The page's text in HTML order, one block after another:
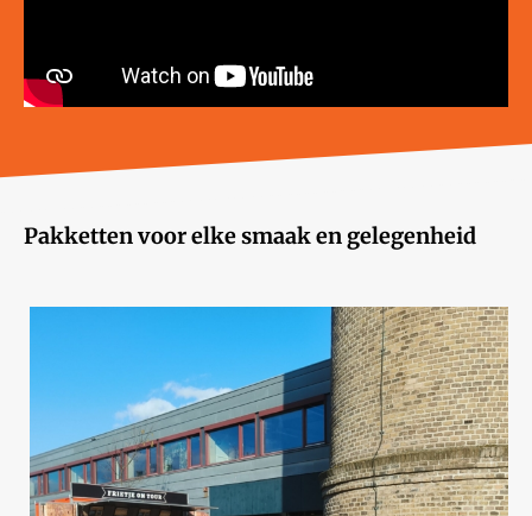
Pakketten voor elke smaak en gelegenheid